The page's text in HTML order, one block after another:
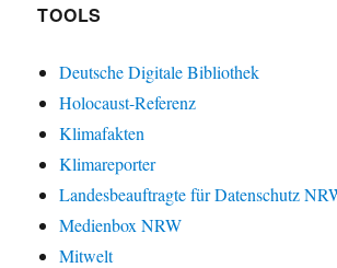
TOOLS
Deutsche Digitale Bibliothek
Holocaust-Referenz
Klimafakten
Klimareporter
Landesbeauftragte für Datenschutz
Medienbox NRW
Mitwelt